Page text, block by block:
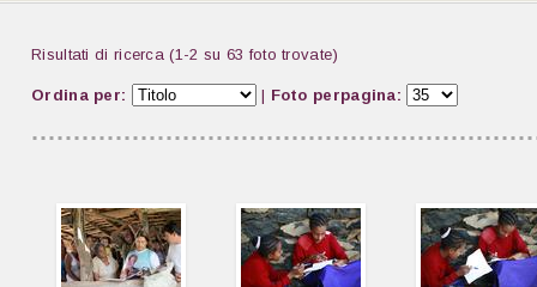
Risultati di ricerca (1-2 su 63 foto trovate)
Ordina per: | Foto perpagina: